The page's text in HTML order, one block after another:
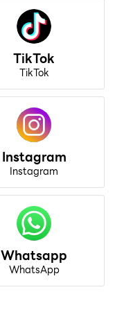
TikTok
TikTok
Instagram
Instagram
Whatsapp
WhatsApp